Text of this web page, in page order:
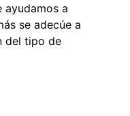
ayudamos a
se adecúe a
del tipo de